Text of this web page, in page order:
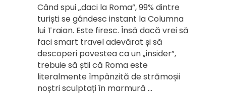
Când spui „daci la Roma”, 99% dintre
turiști se gândesc instant la Columna
lui Traian. Este firesc. Însă dacă vrei să
faci smart travel adevărat și să
descoperi povestea ca un „insider”,
trebuie să știi că Roma este
literalmente împânzită de strămoșii
noștri sculptați în marmură